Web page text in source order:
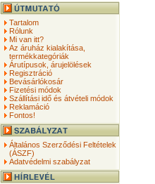
Tartalom
Rólunk
Mi van itt?
Az áruház kialakítása,
termékkategóriák
Árutípusok, árujelölések
Regisztráció
Bevásárlókosár
Fizetési módok
Szállítási idő és átvételi módok
Reklamáció
Fontos!
Általános Szerződési Feltételek
(ÁSZF)
Adatvédelmi szabályzat